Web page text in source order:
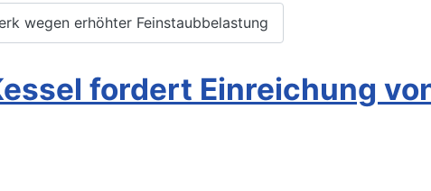
wegen erhöhter Feinstaubbelastung
fordert Einreichung